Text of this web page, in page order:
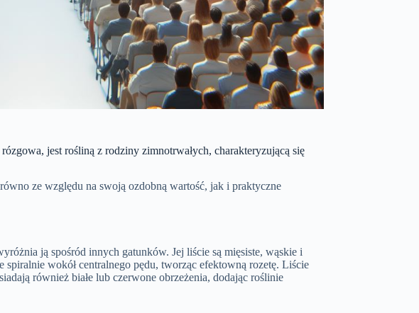
jest rośliną z rodziny zimnotrwałych, charakteryzującą się
ze względu na swoją ozdobną wartość, jak i praktyczne
ją spośród innych gatunków. Jej liście są mięsiste, wąskie i
spiralnie wokół centralnego pędu, tworząc efektowną rozetę. Liście
również białe lub czerwone obrzeżenia, dodając roślinie